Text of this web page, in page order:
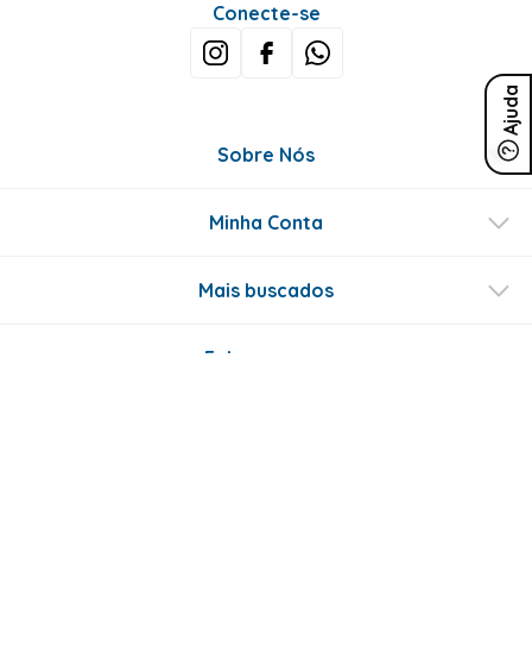
Ajuda
Conecte-se
Sobre Nós
Minha Conta
Mais buscados
Fale conosco